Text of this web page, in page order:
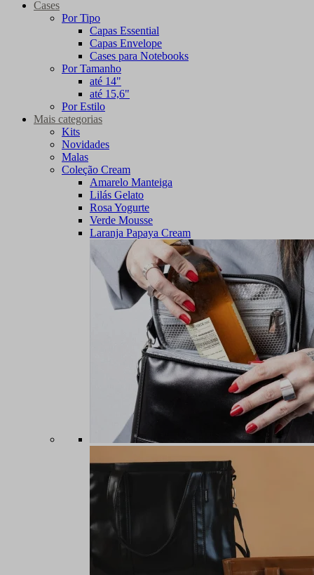
Cases
Por Tipo
Capas Essential
Capas Envelope
Cases para Notebooks
Por Tamanho
até 14"
até 15,6"
Por Estilo
Mais categorias
Kits
Novidades
Malas
Coleção Cream
Amarelo Manteiga
Lilás Gelato
Rosa Yogurte
Verde Mousse
Laranja Papaya Cream